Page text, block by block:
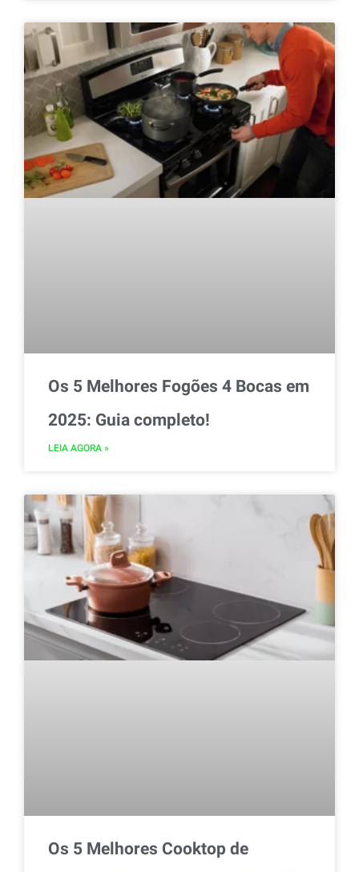
Os 5 Melhores Fogões 4 Bocas em
2025: Guia completo!
LEIA AGORA »
Os 5 Melhores Cooktop de